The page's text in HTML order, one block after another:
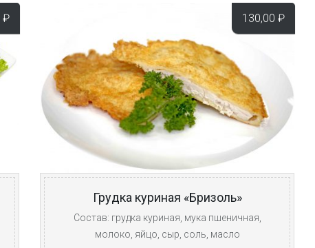
₽ 130,00 ₽
Грудка куриная «Бризоль»
Состав: грудка куриная, мука пшеничная,
молоко, яйцо, сыр, соль, масло